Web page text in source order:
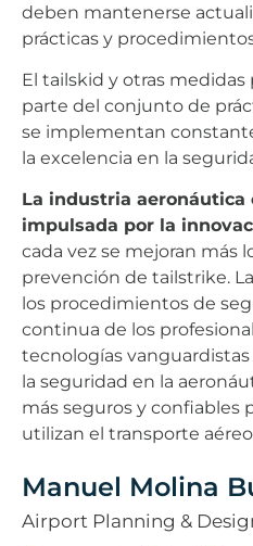
deben mantenerse
prácticas y
El tailskid y otras
parte del conjunto de
se implementan
la excelencia en la
La industria aeronáutica
impulsada por la
cada vez se mejoran más
prevención de tailstrike.
los procedimientos de
continua de los
tecnologías
la seguridad en la
más seguros y confiables
utilizan el transporte
Manuel Molina
Airport Planning &